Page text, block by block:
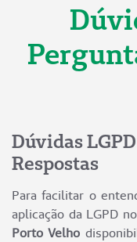
Dúvidas
Respostas
Para facilitar o
aplicação da LGPD
Porto Velho